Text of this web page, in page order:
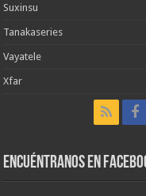
Suxinsu
Tanakaseries
Vayatele
Xfar
Encuéntranos en